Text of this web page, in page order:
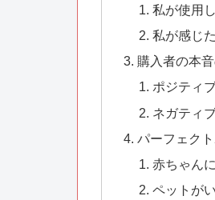
私が使用
私が感じ
購入者の本
ポジティ
ネガティ
パーフェク
赤ちゃん
ペットが